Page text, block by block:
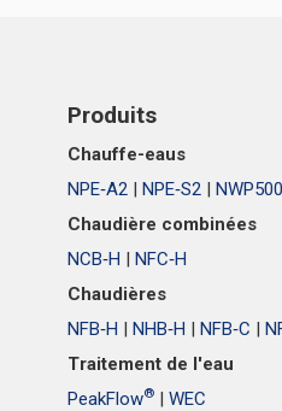
Produits
Chauffe-eaus
NPE‑A2 | NPE‑S2 | NWP500
Chaudière combinées
NCB‑H | NFC‑H
Chaudières
NFB‑H | NHB‑H | NFB‑C |
Traitement de l'eau
PeakFlow® | WEC